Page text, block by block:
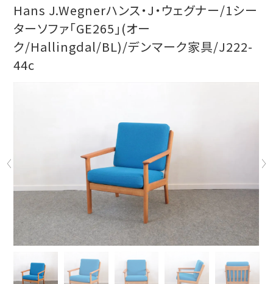
Hans J.Wegnerハンス・J・ウェグナー/1シー
ターソファ「GE265」(オー
ク/Hallingdal/BL)/デンマーク家具/J222-
44c